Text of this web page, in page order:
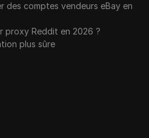
des comptes vendeurs eBay en
proxy Reddit en 2026 ?
plus sûre